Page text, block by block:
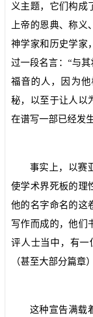
义主题，它们构
上帝的恩典、称
神学家和历史学家
过一段名言：“与
福音的人，因为
秘，以至于让人以
在谱写一部已经发
事实上，以赛
使学术界死板的理
他的名字命名的这
写作而成的，他们
评人士当中，有一
（甚至大部分篇章
这种宣告满载